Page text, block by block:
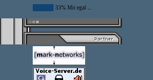
33% Mir egal ...